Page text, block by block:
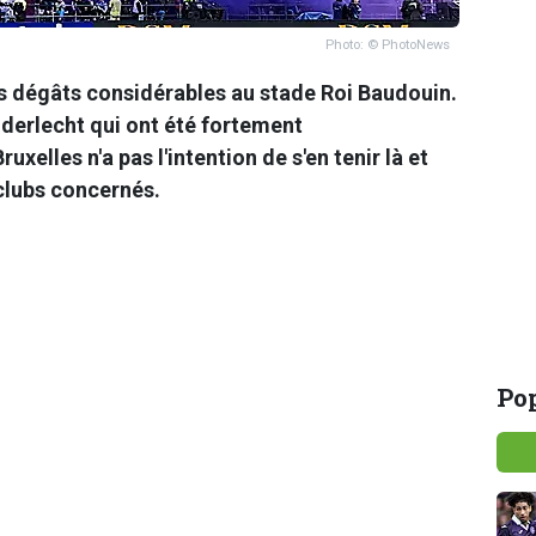
Photo: © PhotoNews
dégâts considérables au stade Roi Baudouin.
qui ont été fortement
n'a pas l'intention de s'en tenir là et
concernés.